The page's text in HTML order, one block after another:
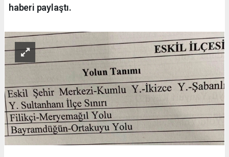
haberi paylaştı.